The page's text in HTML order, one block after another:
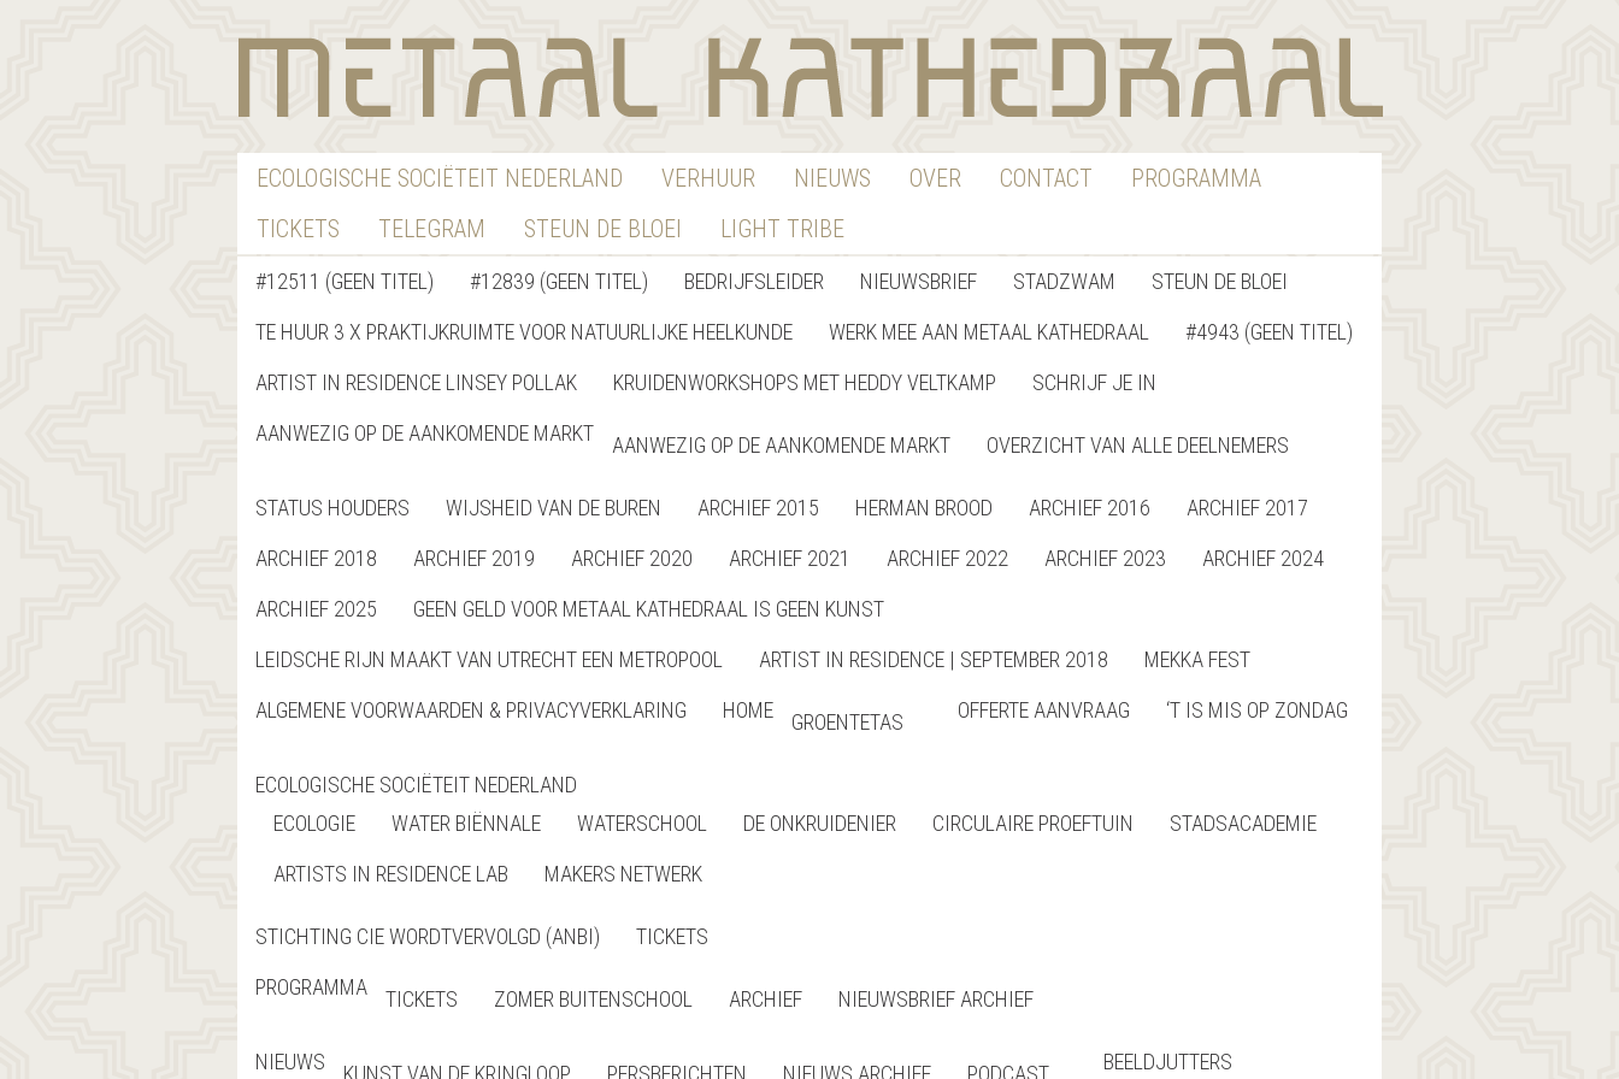
ECOLOGISCHE SOCIËTEIT NEDERLAND VERHUUR NIEUWS OVER CONTACT
PROGRAMMA
TICKETS
TELEGRAM STEUN DE BLOEI LIGHT TRIBE
#12511 (GEEN TITEL) #12839 (GEEN TITEL) BEDRIJFSLEIDER NIEUWSBRIEF STADZWAM
STEUN DE BLOEI
TE HUUR 3 X PRAKTIJKRUIMTE VOOR NATUURLIJKE HEELKUNDE
WERK MEE AAN METAAL KATHEDRAAL
#4943 (GEEN TITEL)
ARTIST IN RESIDENCE LINSEY POLLAK
KRUIDENWORKSHOPS MET HEDDY VELTKAMP
SCHRIJF JE IN
AANWEZIG OP DE AANKOMENDE MARKT
AANWEZIG OP DE AANKOMENDE MARKT OVERZICHT VAN ALLE DEELNEMERS
STATUS HOUDERS WIJSHEID VAN DE BUREN ARCHIEF 2015 HERMAN BROOD ARCHIEF 2016
ARCHIEF 2017
ARCHIEF 2018
ARCHIEF 2019 ARCHIEF 2020 ARCHIEF 2021 ARCHIEF 2022 ARCHIEF 2023
ARCHIEF 2024
ARCHIEF 2025
GEEN GELD VOOR METAAL KATHEDRAAL IS GEEN KUNST
LEIDSCHE RIJN MAAKT VAN UTRECHT EEN METROPOOL
ARTIST IN RESIDENCE | SEPTEMBER 2018
MEKKA FEST
ALGEMENE VOORWAARDEN & PRIVACYVERKLARING
HOME GROENTETAS OFFERTE AANVRAAG ‘T IS MIS OP ZONDAG
ECOLOGISCHE SOCIËTEIT NEDERLAND
ECOLOGIE
WATER BIËNNALE WATERSCHOOL DE ONKRUIDENIER CIRCULAIRE PROEFTUIN
STADSACADEMIE
ARTISTS IN RESIDENCE LAB
MAKERS NETWERK
STICHTING CIE WORDTVERVOLGD (ANBI)
TICKETS
PROGRAMMA
TICKETS ZOMER BUITENSCHOOL ARCHIEF NIEUWSBRIEF ARCHIEF
NIEUWS KUNST VAN DE KRINGLOOP PERSBERICHTEN NIEUWS ARCHIEF PODCAST BEELDJUTTERS